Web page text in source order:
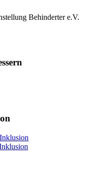
Behinderter e.V.